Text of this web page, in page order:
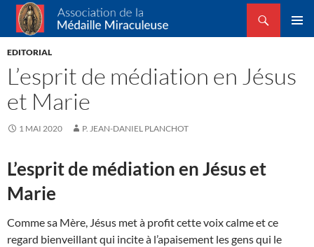
Association de la Médaille Miraculeuse
Recherche
ALLER
EDITORIAL
L’esprit de médiation en Jésus
et Marie
1 MAI 2020 P. JEAN-DANIEL PLANCHOT
L’esprit de médiation en Jésus et
Marie
Comme sa Mère, Jésus met à profit cette voix calme et ce
regard bienveillant qui incite à l’apaisement les gens qui le